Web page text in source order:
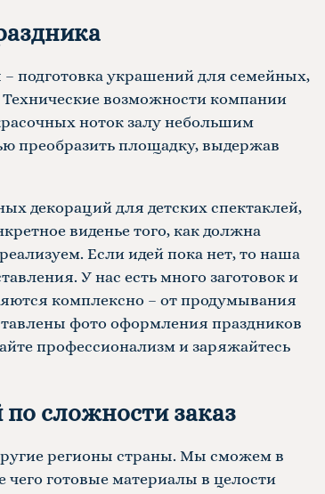
подготовка украшений для семейных,
возможности компании
ноток залу небольшим
преобразить площадку, выдержав
декораций для детских спектаклей,
виденье того, как должна
Если идей пока нет, то наша
У нас есть много заготовок и
комплексно – от продумывания
фото оформления праздников
профессионализм и заряжайтесь
сложности заказ
регионы страны. Мы сможем в
чего готовые материалы в целости